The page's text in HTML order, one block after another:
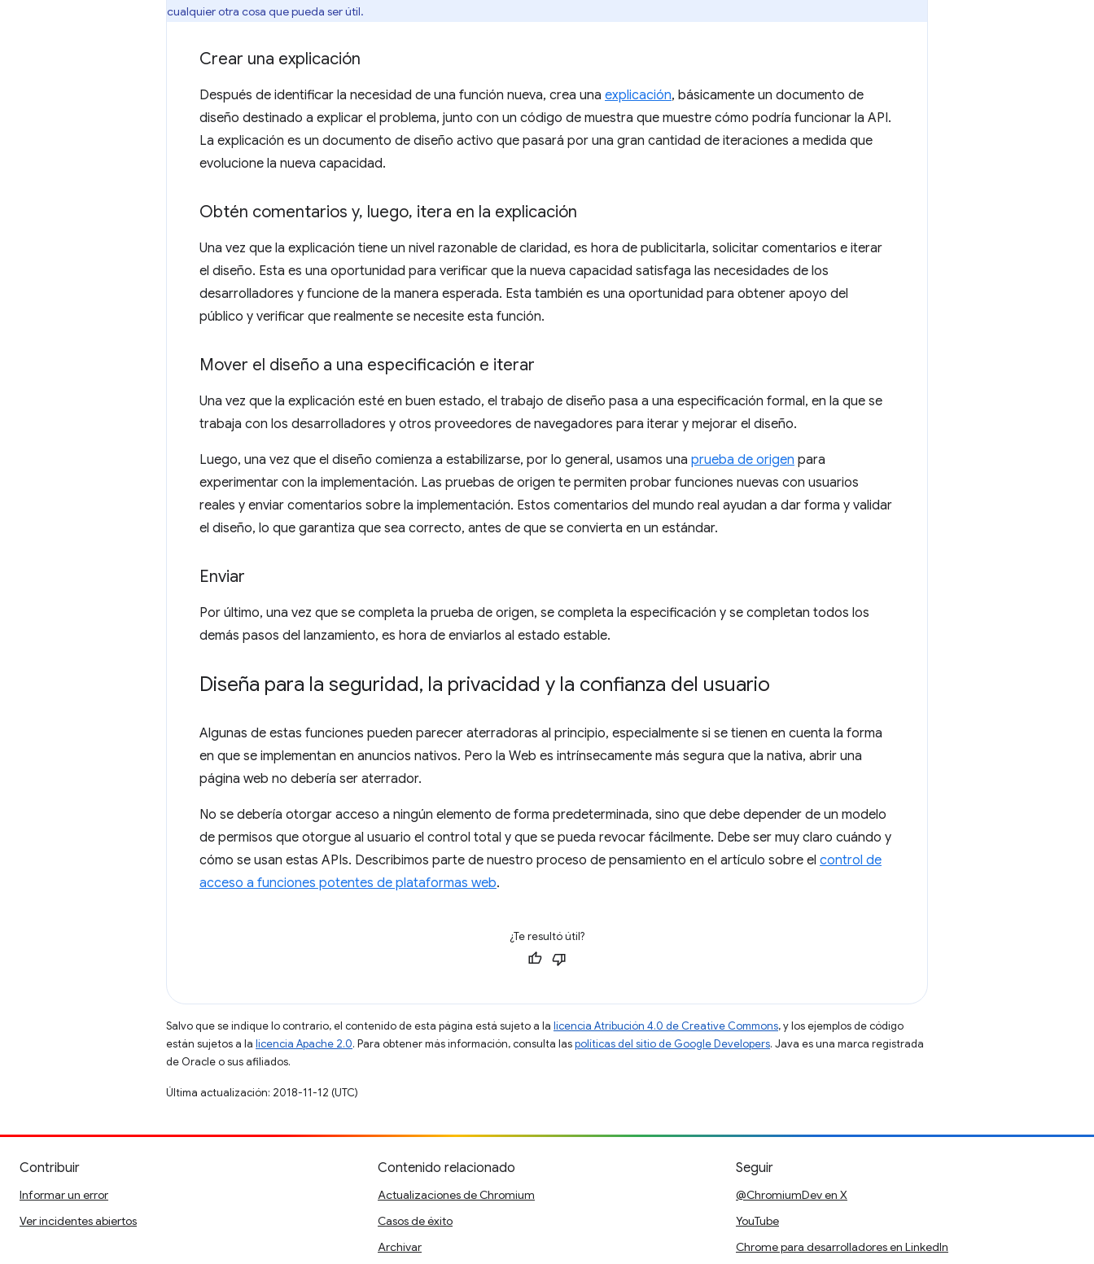
cualquier otra cosa que pueda ser útil.
Crear una explicación
Después de identificar la necesidad de una función nueva, crea una explicación, básicamente un documento de
diseño destinado a explicar el problema, junto con un código de muestra que muestre cómo podría funcionar la API.
La explicación es un documento de diseño activo que pasará por una gran cantidad de iteraciones a medida que
evolucione la nueva capacidad.
Obtén comentarios y, luego, itera en la explicación
Una vez que la explicación tiene un nivel razonable de claridad, es hora de publicitarla, solicitar comentarios e iterar
el diseño. Esta es una oportunidad para verificar que la nueva capacidad satisfaga las necesidades de los
desarrolladores y funcione de la manera esperada. Esta también es una oportunidad para obtener apoyo del
público y verificar que realmente se necesite esta función.
Mover el diseño a una especificación e iterar
Una vez que la explicación esté en buen estado, el trabajo de diseño pasa a una especificación formal, en la que se
trabaja con los desarrolladores y otros proveedores de navegadores para iterar y mejorar el diseño.
Luego, una vez que el diseño comienza a estabilizarse, por lo general, usamos una prueba de origen para
experimentar con la implementación. Las pruebas de origen te permiten probar funciones nuevas con usuarios
reales y enviar comentarios sobre la implementación. Estos comentarios del mundo real ayudan a dar forma y validar
el diseño, lo que garantiza que sea correcto, antes de que se convierta en un estándar.
Enviar
Por último, una vez que se completa la prueba de origen, se completa la especificación y se completan todos los
demás pasos del lanzamiento, es hora de enviarlos al estado estable.
Diseña para la seguridad, la privacidad y la confianza del usuario
Algunas de estas funciones pueden parecer aterradoras al principio, especialmente si se tienen en cuenta la forma
en que se implementan en anuncios nativos. Pero la Web es intrínsecamente más segura que la nativa, abrir una
página web no debería ser aterrador.
No se debería otorgar acceso a ningún elemento de forma predeterminada, sino que debe depender de un modelo
de permisos que otorgue al usuario el control total y que se pueda revocar fácilmente. Debe ser muy claro cuándo y
cómo se usan estas APIs. Describimos parte de nuestro proceso de pensamiento en el artículo sobre el control de
acceso a funciones potentes de plataformas web.
¿Te resultó útil?
Salvo que se indique lo contrario, el contenido de esta página está sujeto a la licencia Atribución 4.0 de Creative Commons, y los ejemplos de código
están sujetos a la licencia Apache 2.0. Para obtener más información, consulta laspolíticas del sitio de Google Developers. Java es una marca registrada
de Oracle o sus afiliados.
Última actualización: 2018-11-12 (UTC)
Contribuir
Informar un error
Ver incidentes abiertos
Contenido relacionado
Actualizaciones de Chromium
Casos de éxito
Archivar
Seguir
@ChromiumDev en X
YouTube
Chrome para desarrolladores en LinkedIn